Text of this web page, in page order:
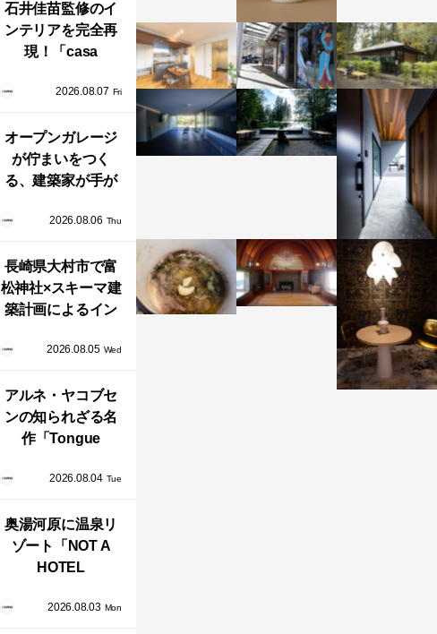
型ショールームが
オープン！
石井佳苗監修のイ
ンテリアを完全再
現！「casa
リンネル）」で叶
ルな部屋づくり。
2026.08.07 Fri
オープンガレージ
が佇まいをつく
る、建築家が手が
まい「ふわりと浮
い」
2026.08.06 Thu
長崎県大村市で富
松神社×スキーマ建
築計画によるイン
「循環する竹風
2026.08.05 Wed
アルネ・ヤコブセ
ンの知られざる名
作「Tongue
FRITZ HANSENか
本で発売開始！
2026.08.04 Tue
奥湯河原に温泉リ
ゾート「NOT A
HOTEL
誕生！販売を日
2026.08.03 Mon